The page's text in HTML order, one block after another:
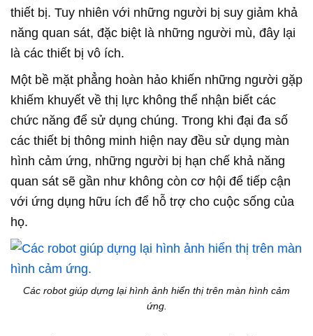
thiết bị. Tuy nhiên với những người bị suy giảm khả
năng quan sát, đặc biệt là những người mù, đây lại
là các thiết bị vô ích.
Một bề mặt phẳng hoàn hảo khiến những người gặp
khiếm khuyết về thị lực không thể nhận biết các
chức năng để sử dụng chúng. Trong khi đại đa số
các thiết bị thông minh hiện nay đều sử dụng màn
hình cảm ứng, những người bị hạn chế khả năng
quan sát sẽ gần như không còn cơ hội để tiếp cận
với ứng dụng hữu ích để hỗ trợ cho cuộc sống của
họ.
Các robot giúp dựng lại hình ảnh hiển thị trên màn hình cảm
ứng.